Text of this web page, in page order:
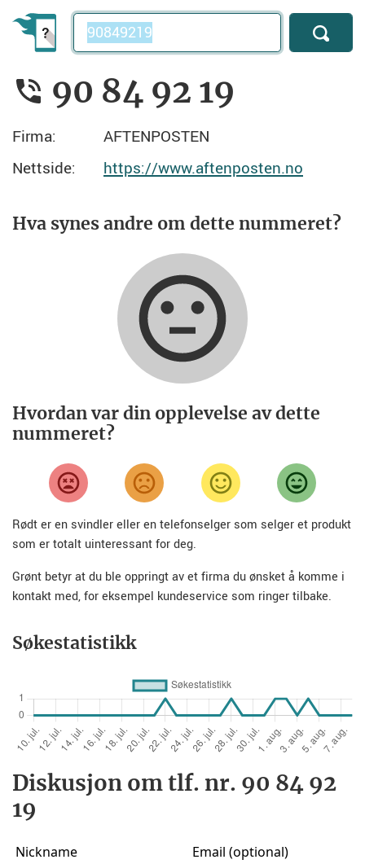
Telefonnummer
90 84 92 19
Firma:
AFTENPOSTEN
Nettside:
https://www.aftenposten.no
Hva synes andre om dette nummeret?
Hvordan var din opplevelse av dette
nummeret?
Rødt er en svindler eller en telefonselger som selger et produkt
som er totalt uinteressant for deg.
Grønt betyr at du ble oppringt av et firma du ønsket å komme i
kontakt med, for eksempel kundeservice som ringer tilbake.
Søkestatistikk
Diskusjon om tlf. nr. 90 84 92
19